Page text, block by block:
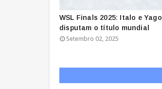
WSL Finals 2025: Italo e Yago
disputam o título mundial
Setembro 02, 2025